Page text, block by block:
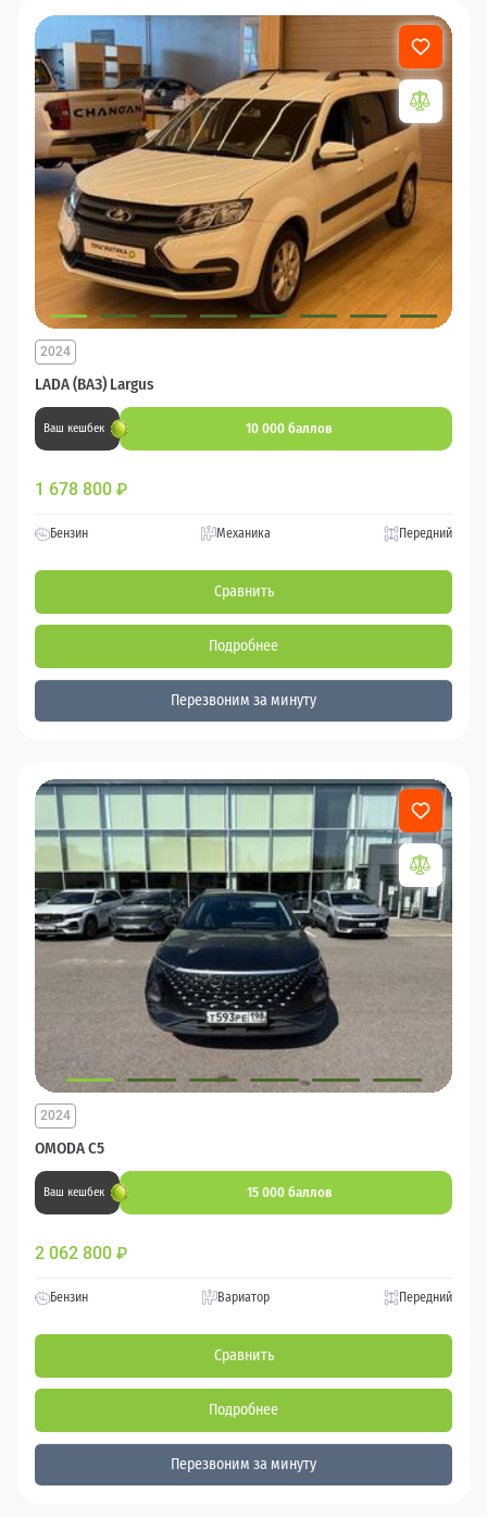
LADA (ВАЗ) Largus
2024
Ваш кешбек 10 000 баллов
1 678 800 ₽
Бензин Механика Передний
Сравнить
Подробнее
Перезвоним за минуту
OMODA C5
2024
Ваш кешбек 15 000 баллов
2 062 800 ₽
Бензин Вариатор Передний
Сравнить
Подробнее
Перезвоним за минуту